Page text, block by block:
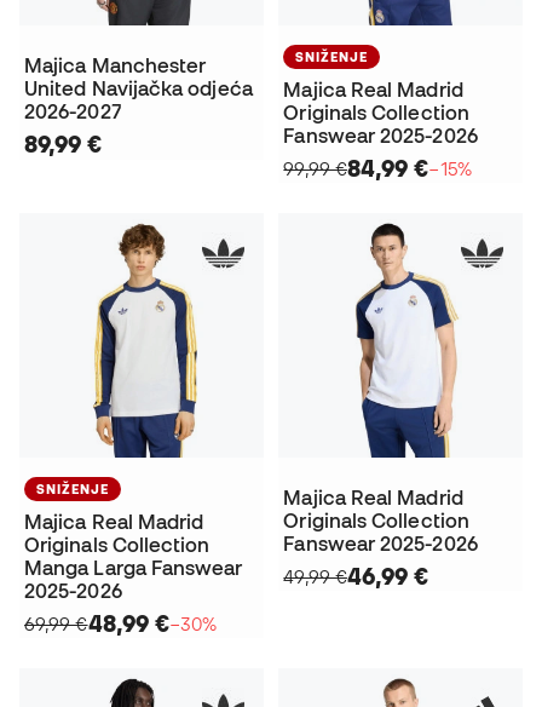
Majica Manchester
United Navijačka odjeća
2026-2027
89,99 €
SNIŽENJE
Majica Real Madrid
Originals Collection
Fanswear 2025-2026
99,99 €84,99 €−15%
SNIŽENJE
Majica Real Madrid
Originals Collection
Manga Larga Fanswear
2025-2026
69,99 €48,99 €−30%
Majica Real Madrid
Originals Collection
Fanswear 2025-2026
49,99 €46,99 €